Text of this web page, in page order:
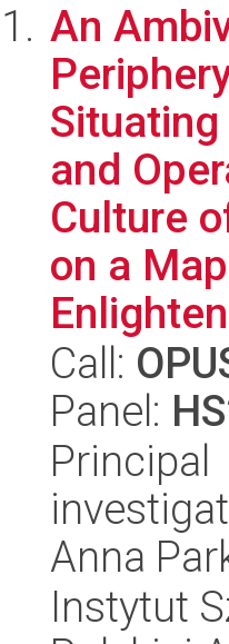
An
Situating
and
Culture
on a
Call:
Panel:
Principal
Anna
Instytut